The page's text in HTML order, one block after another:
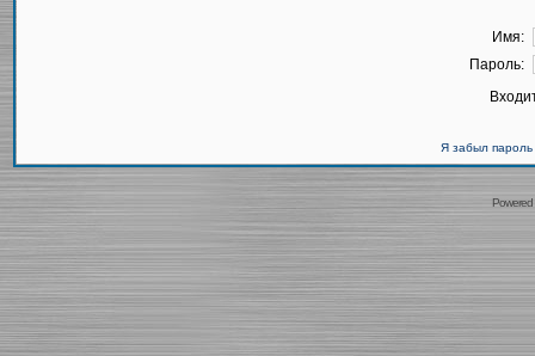
Имя:
Пароль:
Я забыл пароль